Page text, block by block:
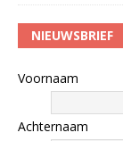
NIEUWSBRIEF
Voornaam
Achternaam